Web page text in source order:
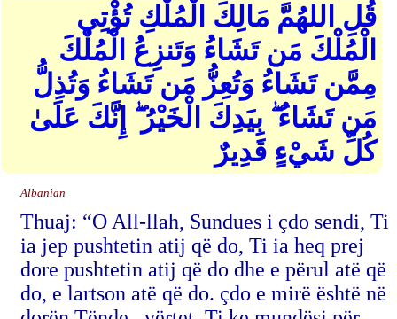
قُلِ اللهُمَّ مَالِكَ الْمُلْكِ تُؤْتِي
الْمُلْكَ مَن تَشَاءُ وَتَنزِعُ الْمُلْكَ
مِمَّن تَشَاءُ وَتُعِزُّ مَن تَشَاءُ وَتُذِلُّ
مَن تَشَاءُ ۖ بِيَدِكَ الْخَيْرُ ۖ إِنَّكَ عَلَىٰ
كُلِّ شَيْءٍ قَدِيرٌ
Albanian
Thuaj: “O All-llah, Sundues i çdo sendi, Ti
ia jep pushtetin atij që do, Ti ia heq prej
dore pushtetin atij që do dhe e përul atë që
do, e lartson atë që do. çdo e mirë është në